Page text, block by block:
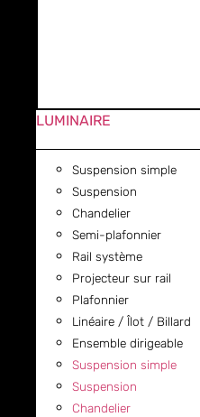
LUMINAIRE
Suspension simple
Suspension
Chandelier
Semi-plafonnier
Rail système
Projecteur sur rail
Plafonnier
Linéaire / Îlot / Billard
Ensemble dirigeable
Suspension simple
Suspension
Chandelier